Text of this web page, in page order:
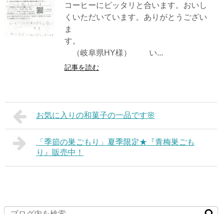
コーヒーにピッタリと合います。おいし
くいただいています。ありがとうござい
ま
す。
（岐阜県HY様） い...
記事を読む
お気に入りの和菓子の一品です🌸
「季節の巣ごもり」夏季限定★『青梅巣ごも
り』販売中！